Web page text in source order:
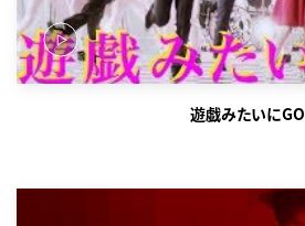
遊戯みたいにGO